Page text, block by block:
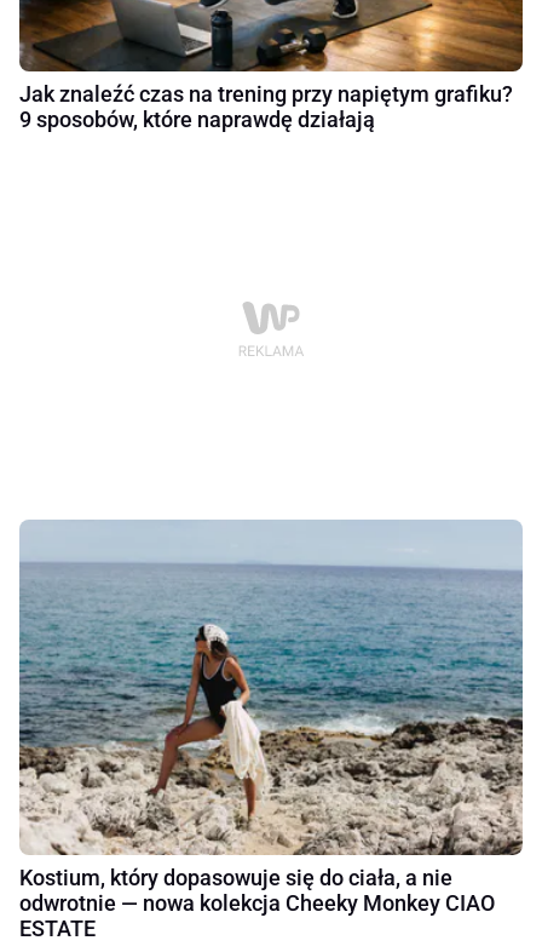
Jak znaleźć czas na trening przy napiętym grafiku?
9 sposobów, które naprawdę działają
Kostium, który dopasowuje się do ciała, a nie
odwrotnie — nowa kolekcja Cheeky Monkey CIAO
ESTATE